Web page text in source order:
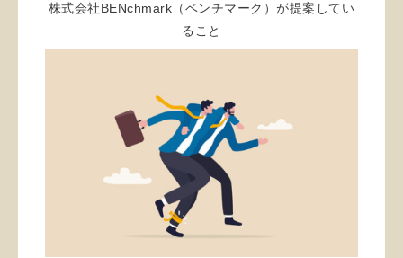
株式会社BENchmark（ベンチマーク）が提案してい
ること